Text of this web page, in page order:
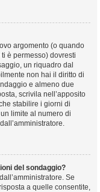
argomento (o quando
è permesso) dovresti
un riquadro dal
non hai il diritto di
e almeno due
scrivila nell’apposito
stabilire i giorni di
limite al numero di
del sondaggio?
Se
a quelle consentite,